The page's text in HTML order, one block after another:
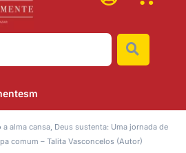
a alma cansa, Deus sustenta: Uma jornada de
comum – Talita Vasconcelos (Autor)